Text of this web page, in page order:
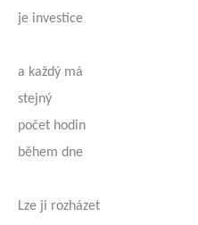
je investice
a každý má
stejný
počet hodin
během dne
Lze ji rozházet